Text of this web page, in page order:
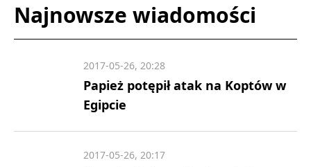
Najnowsze wiadomości
Papież potępił atak na Koptów w
Egipcie
2017-05-26, 20:28
2017-05-26, 20:17